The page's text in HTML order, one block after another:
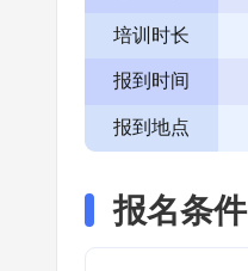
培训时长
报到时间
报到地点
报名条件